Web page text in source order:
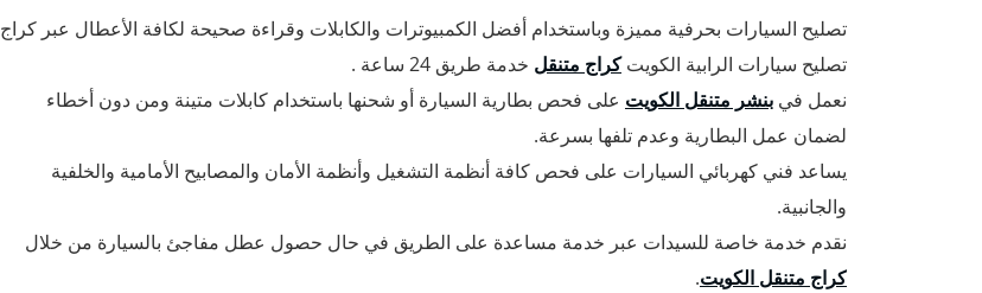
تصليح السيارات بحرفية مميزة وباستخدام أفضل الكمبيوترات والكابلات وقراءة صحيحة لكافة الأعطال عبر كراج
تصليح سيارات الرابية الكويتكراج متنقل خدمة طريق 24 ساعة .
نعمل في بنشر متنقل الكويت على فحص بطارية السيارة أو شحنها باستخدام كابلات متينة ومن دون أخطاء
لضمان عمل البطارية وعدم تلفها بسرعة.
يساعد فني كهربائي السيارات على فحص كافة أنظمة التشغيل وأنظمة الأمان والمصابيح الأمامية والخلفية
والجانبية.
نقدم خدمة خاصة للسيدات عبر خدمة مساعدة على الطريق في حال حصول عطل مفاجئ بالسيارة من خلال
كراج متنقل الكويت.